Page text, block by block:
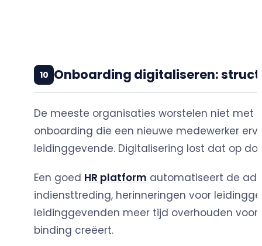
10 Onboarding digitaliseren:
De meeste organisaties worstelen niet
onboarding die een nieuwe medewerker
leidinggevende. Digitalisering lost dat op
Een goed HR platform automatiseert de
indiensttreding, herinneringen voor
leidinggevenden meer tijd overhouden voor
binding creëert.